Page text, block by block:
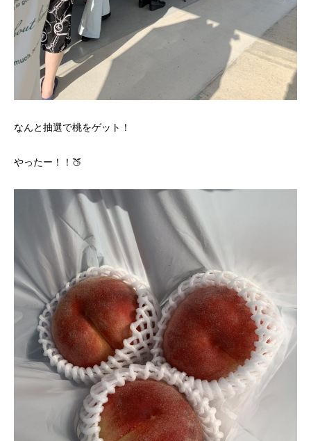
なんと抽選で桃をゲット！
やったー！！🍑